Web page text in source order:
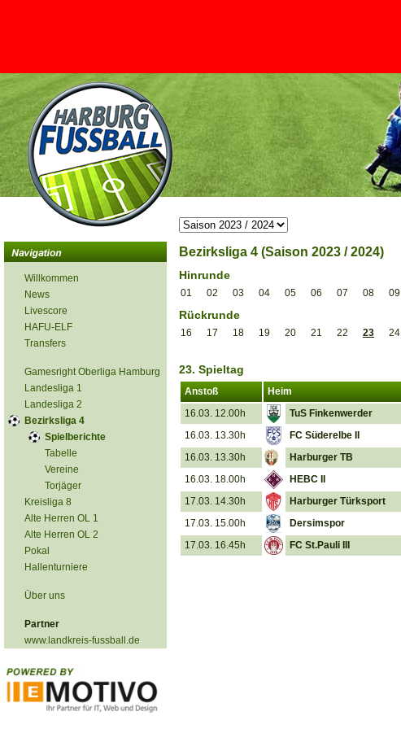
Willkommen
News
Livescore
HAFU-ELF
Transfers
Gamesright Oberliga Hamburg
Landesliga 1
Landesliga 2
Bezirksliga 4
Spielberichte
Tabelle
Vereine
Torjäger
Kreisliga 8
Alte Herren OL 1
Alte Herren OL 2
Pokal
Hallenturniere
Über uns
Partner
www.landkreis-fussball.de
Bezirksliga 4 (Saison 2023 / 2024)
Hinrunde
01 02 03 04 05 06 07 08 09
Rückrunde
16 17 18 19 20 21 22 23 24
23. Spieltag
Anstoß Heim
16.03. 12.00h
TuS Finkenwerder
16.03. 13.30h
FC Süderelbe II
16.03. 13.30h
Harburger TB
16.03. 18.00h
HEBC II
17.03. 14.30h
Harburger Türksport
17.03. 15.00h
Dersimspor
17.03. 16.45h
FC St.Pauli III